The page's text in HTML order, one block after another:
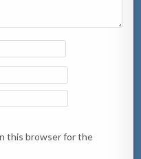
this browser for the